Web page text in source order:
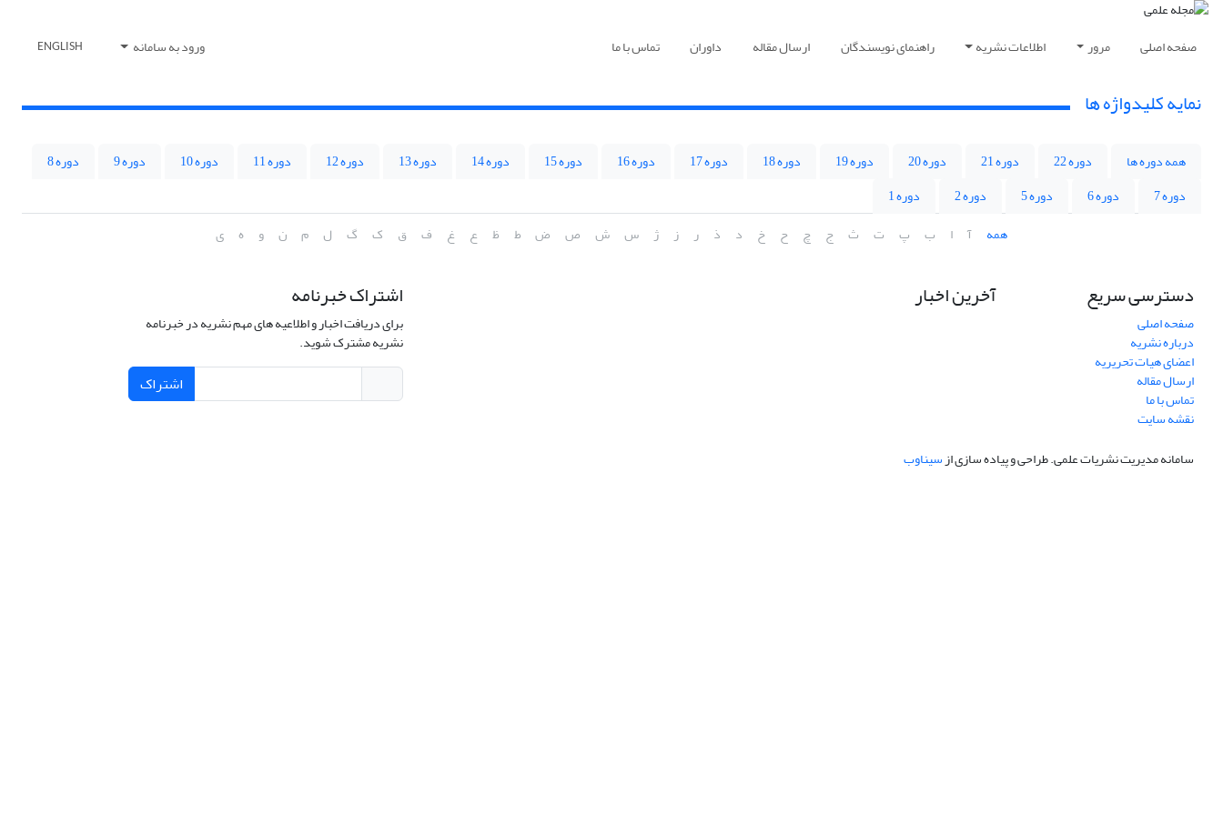
صفحه اصلی مرور اطلاعات نشریه راهنمای نویسندگان ارسال مقاله داوران تماس با ما ورود به سامانه ENGLISH
نمایه کلیدواژه ها
همه دوره ها دوره 22 دوره 21 دوره 20 دوره 19 دوره 18 دوره 17 دوره 16 دوره 15 دوره 14 دوره 13 دوره 12 دوره 11 دوره 10 دوره 9
دوره 8
دوره 7
دوره 6 دوره 5 دوره 2
دوره 1
همه
آ ا ب پ ت ث ج چ ح خ د ذ ر ز ژ س ش ص ض ط ظ ع غ ف ق ک گ ل م ن و ه ی
دسترسی سریع
صفحه اصلی
درباره نشریه
اعضای هیات تحریریه
ارسال مقاله
تماس با ما
نقشه سایت
آخرین اخبار اشتراک خبرنامه
برای دریافت اخبار و اطلاعیه های مهم نشریه در خبرنامه
نشریه مشترک شوید.
اشتراک
سامانه مدیریت نشریات علمی.طراحی و پیاده سازی ازسیناوب